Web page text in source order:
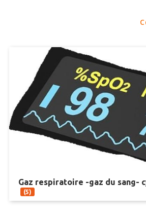
Gaz respiratoire -gaz du sang-
(5)